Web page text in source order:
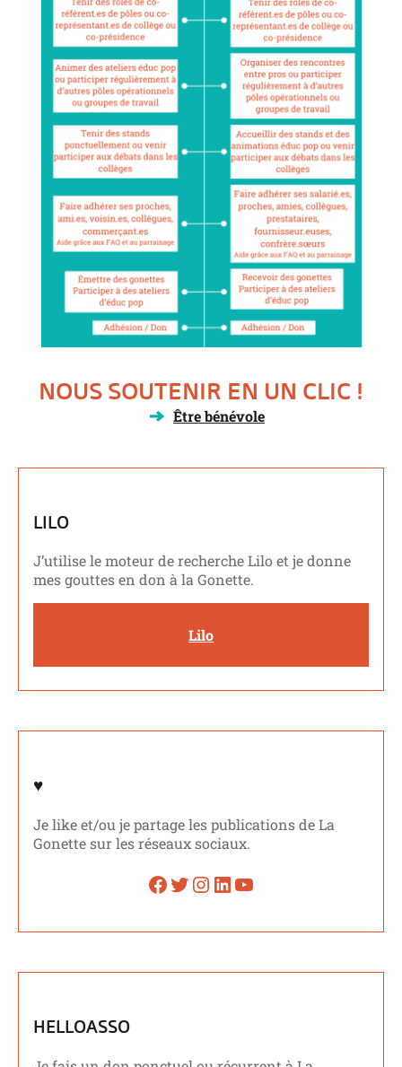
NOUS SOUTENIR EN UN CLIC !
Être bénévole
LILO
J’utilise le moteur de recherche Lilo et je donne
mes gouttes en don à la Gonette.
Lilo
♥
Je like et/ou je partage les publications de La
Gonette sur les réseaux sociaux.
Facebook Twitter InstagramLinkedIn YouTube
HELLOASSO